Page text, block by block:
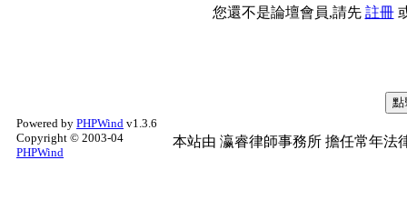
您還不是論壇會員,請先 註冊
Powered by PHPWind v1.3.6
Copyright © 2003-04
PHPWind
本站由 瀛睿律師事務所 擔任常年法